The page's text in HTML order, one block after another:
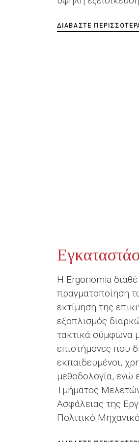
ΔΙΑΒΆΣΤΕ
Η Ergonomia
πραγματοποίηση
εκτίμηση της
εξοπλισμός
τακτικά σύμφωνα
επιστήμονες που
εκπαιδευμένοι,
μεθοδολογία, ενώ
Τμήματος
Ασφάλειας της
Πολιτικό